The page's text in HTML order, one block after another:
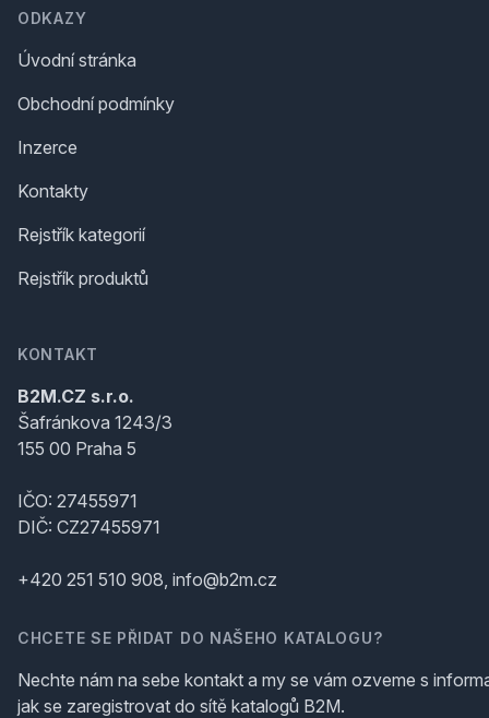
ODKAZY
Úvodní stránka
Obchodní podmínky
Inzerce
Kontakty
Rejstřík kategorií
Rejstřík produktů
KONTAKT
B2M.CZ s.r.o.
Šafránkova 1243/3
155 00 Praha 5
IČO: 27455971
DIČ: CZ27455971
+420 251 510 908, info@b2m.cz
CHCETE SE PŘIDAT DO NAŠEHO KATALOGU?
Nechte nám na sebe kontakt a my se vám ozveme s
jak se zaregistrovat do sítě katalogů B2M.